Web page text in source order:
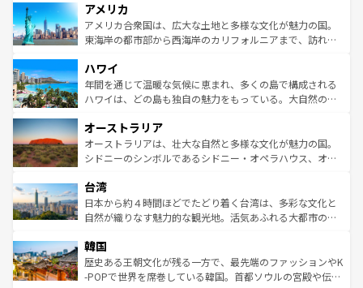
ンツ一覧を参照してほしい。
の建物がそのまま残る町や、スイスならではのユニークな
博物館もあり、アルプス観光だけでなく町歩きも満喫する
ことができる。国民の所得が高いため物価も高いが、旅行
ば市内交通費無料で観光を楽しむこともできる。 なお、新
着のスイス情報はコンテンツ一覧 を参照してほしい。
アメリカ
アメリカ合衆国は、広大な土地と多様な文化が魅力の国。
東海岸の都市部から西海岸のカリフォルニアまで、訪れる
のような巨大都市は、観光、ショッピング、エンターテイ
ンメントが詰まった刺激的なスポットだ。一方、アメリカ
西部には大自然が広がり、グランドキャニオンやイエロー
部のニューオーリンズでは、音楽と美食が融合した独特の
文化が魅力。旅行者はアメリカの各地域で異なる魅力を楽
しみながら、その多様性と豊かな歴史を感じることができ
ならではの贅沢な旅のスタイルだ。 なお、新着のアメリカ
情報はコンテンツ一覧を参照してほしい。
ハワイ
年間を通じて温暖な気候に恵まれ、多くの島で構成される
ハワイは、どの島も独自の魅力をもっている。大自然の神
ワイ島は見逃せない。また、定番の観光地といえばオアフ
島だが、静かな自然を求めるならマウイ島やカウアイ島が
おすすめ。エメラルドグリーンに輝く海をはじめ、豊かな
れるおもてなしの心で訪れる人々を迎えてくれるハワイの
人々、おいしいローカルフードやハワイアンミュージッ
ク、伝統的なフラダンスなど、すべてがハワイの魅力を彩
ワイを、存分に味わってほしい。 なお、新着のハワイ情報
はコンテンツ一覧を参照してほしい。
オーストラリア
オーストラリアは、壮大な自然と多様な文化が魅力の国。
シドニーのシンボルであるシドニー・オペラハウス、オー
リアリーフや大陸中央部にそびえるウルル（エアーズロッ
ク）、タスマニアの美しい原生林やケアンズの熱帯雨林な
ど、見どころがたくさん。また、カフェやワイン、オージ
いる。アクティビティも充実しており、サーフィンやダイ
ビング、ハイキングなど、アウトドア好きにはたまらな
い。オーストラリアの多彩な魅力を存分に味わいつくそ
台湾
日本から約４時間ほどでたどり着く台湾は、多彩な文化と
自然が織りなす魅力的な観光地。活気あふれる大都市の台
ン）、静ひつな山岳地帯である台湾東部など、都市の喧騒
と山間の静けさが共存しており、訪れる人に新しい発見と
驚きをもたらしてくれる。また、奥深い台湾の食文化も魅
韓国
歴史ある王朝文化が残る一方で、最先端のファッションやK
-POPで世界を席巻している韓国。首都ソウルの宮殿や伝統